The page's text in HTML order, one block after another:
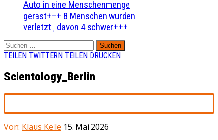
Auto in eine Menschenmenge
gerast+++ 8 Menschen wurden
verletzt , davon 4 schwer+++
Suchen
nach:
TEILEN TWITTERN TEILEN DRUCKEN
Scientology_Berlin
Von: Klaus Kelle 15. Mai 2026